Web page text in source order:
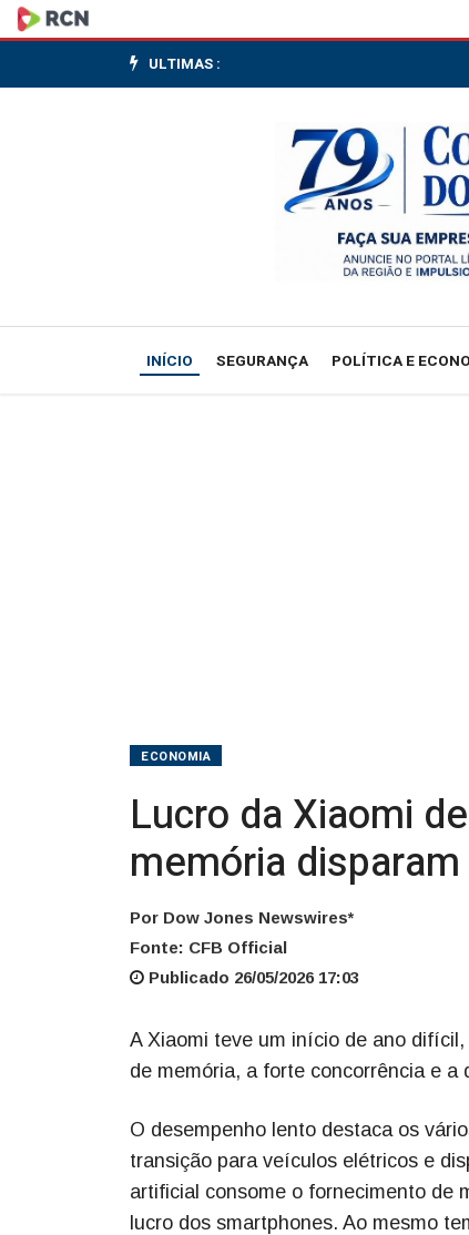
Lucro
da
trimestre
ULTIMAS :
INÍCIO SEGURANÇA POLÍTICA E
ECONOMIA
Lucro da Xiaomi
memória disparam
Por Dow Jones Newswires*
Fonte: CFB Official
Publicado 26/05/2026 17:03
A Xiaomi teve um início de ano
de memória, a forte concorrência e
O desempenho lento destaca os
transição para veículos elétricos e
artificial consome o fornecimento de
lucro dos smartphones. Ao mesmo